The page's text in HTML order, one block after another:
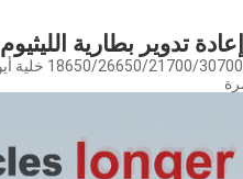
تدوير بطارية الليثيوم